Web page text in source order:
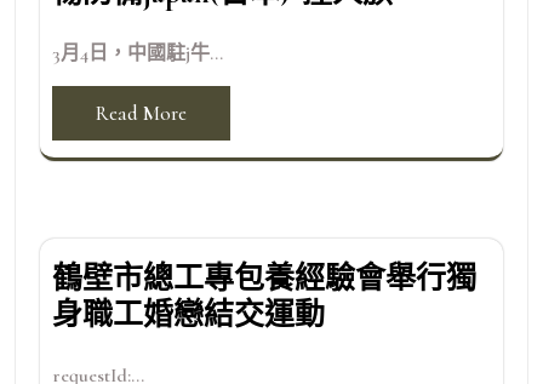
3月4日，中國駐j牛...
Read More
鶴壁市總工專包養經驗會舉行獨
身職工婚戀結交運動
requestId:...